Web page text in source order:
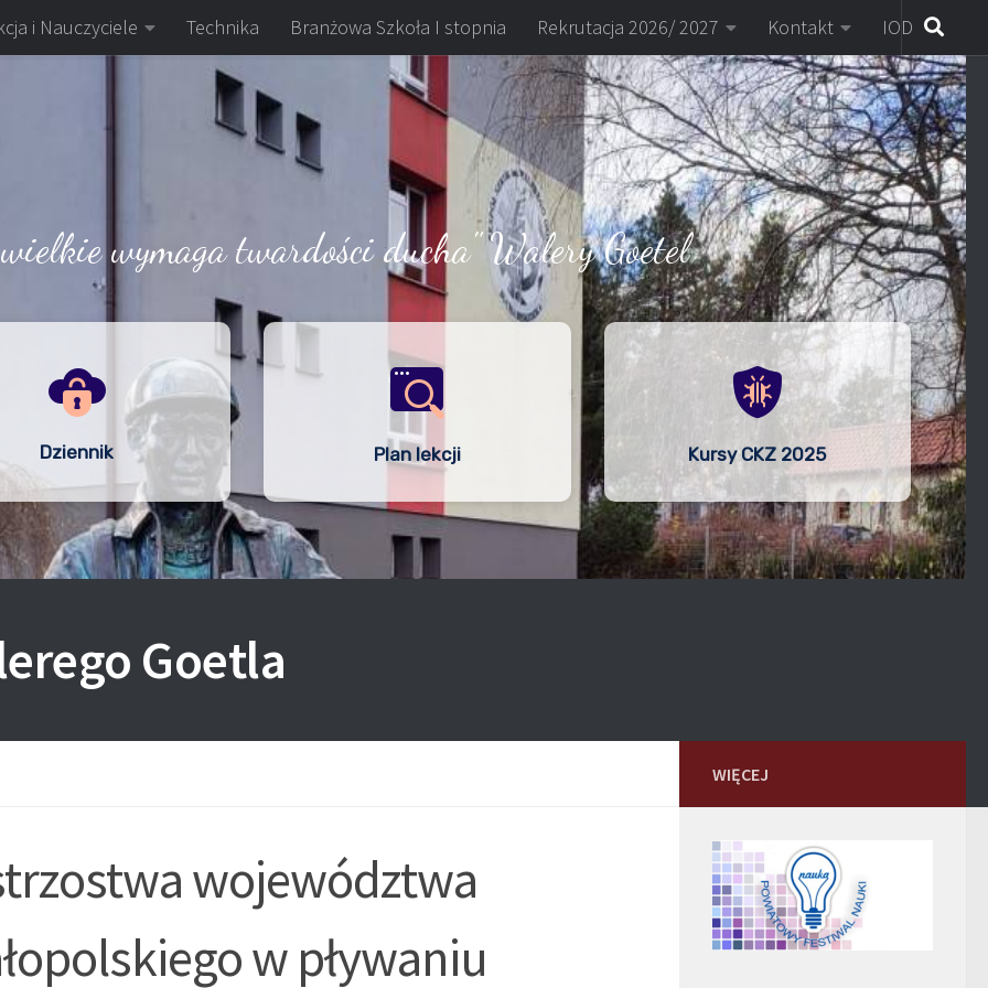
i Nauczyciele Technika Branżowa Szkoła I stopnia Rekrutacja 2026/ 2027 Kontakt IOD
wymaga twardości ducha" Walery Goetel
Dziennik Plan lekcji Kursy CKZ 2025
Goetla
województwa
w pływaniu
WIĘCEJ